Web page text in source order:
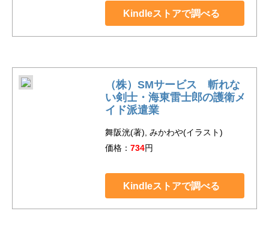
Kindleストアで調べる
（株）SMサービス 斬れな
い剣士・海東雷士郎の護衛メ
イド派遣業
舞阪洸(著), みかわや(イラスト)
価格： 734円
Kindleストアで調べる